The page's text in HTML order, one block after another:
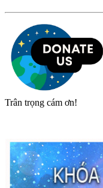
Trân trọng cám ơn!